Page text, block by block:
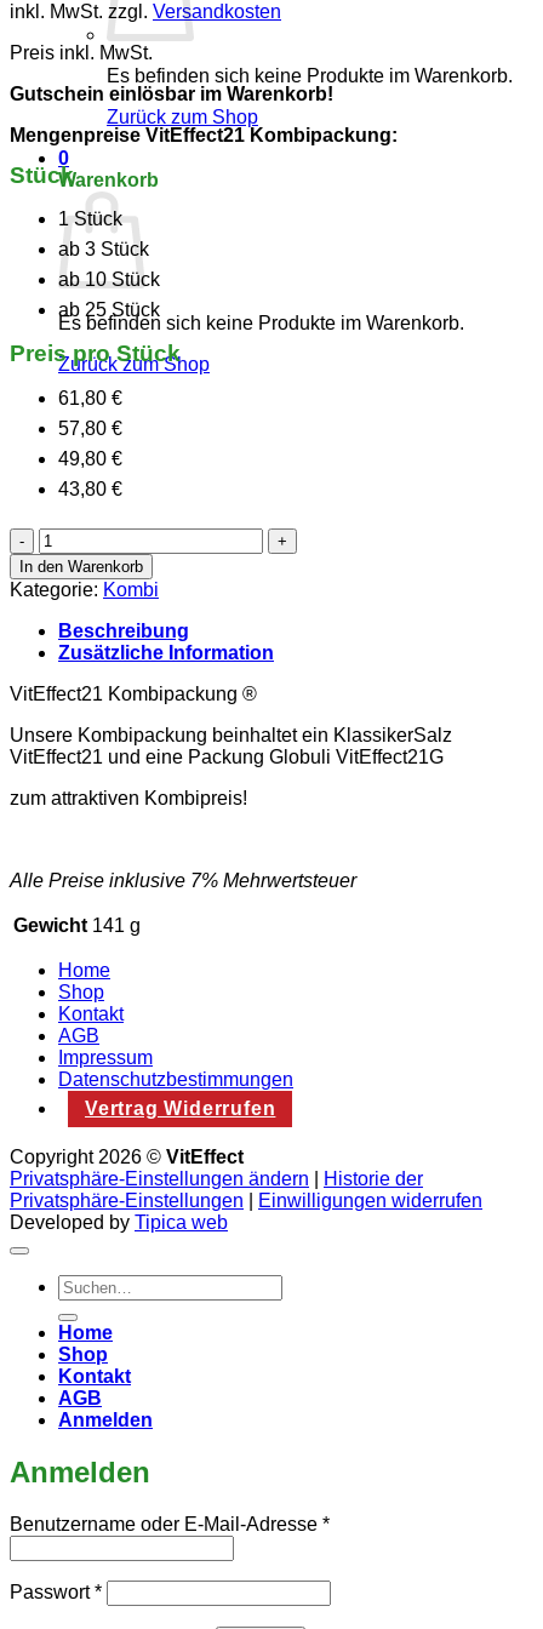
Es befinden sich keine Produkte im Warenkorb.
Zurück zum Shop
0
Warenkorb
Es befinden sich keine Produkte im Warenkorb.
Zurück zum Shop
inkl. MwSt. zzgl. Versandkosten
Preis inkl. MwSt.
Gutschein einlösbar im Warenkorb!
Mengenpreise VitEffect21 Kombipackung:
Stück
1 Stück
ab 3 Stück
ab 10 Stück
ab 25 Stück
Preis pro Stück
61,80 €
57,80 €
49,80 €
43,80 €
VitEffect21®
Kombipackung
Menge
In den Warenkorb
Kategorie: Kombi
Beschreibung
Zusätzliche Information
VitEffect21 Kombipackung ®
Unsere Kombipackung beinhaltet ein KlassikerSalz
VitEffect21 und eine Packung Globuli VitEffect21G
zum attraktiven Kombipreis!
Alle Preise inklusive 7% Mehrwertsteuer
Gewicht 141 g
Home
Shop
Kontakt
AGB
Impressum
Datenschutzbestimmungen
Vertrag Widerrufen
Copyright 2026 © VitEffect
Privatsphäre-Einstellungen ändern
Historie der
Privatsphäre-Einstellungen
Einwilligungen widerrufen
Developed by Tipica web
Suchen
nach:
Home
Shop
Kontakt
AGB
Anmelden
Anmelden
Benutzername oder E-Mail-Adresse *Erforderlich
Passwort*Erforderlich